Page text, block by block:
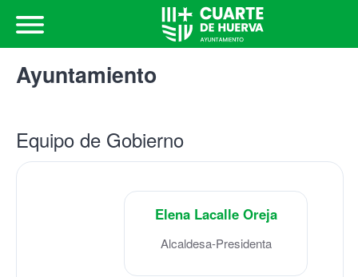
Ayuntamiento
Equipo de Gobierno
Elena Lacalle Oreja
Alcaldesa-Presidenta